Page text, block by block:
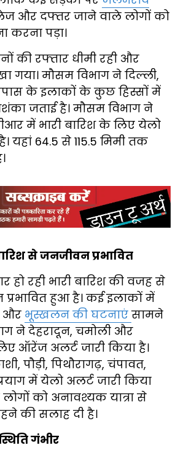
और दफ्तर जाने वाले लोगों को
करना पड़ा।
की रफ्तार धीमी रही और
गया। मौसम विभाग ने दिल्ली,
के इलाकों के कुछ हिस्सों में
जताई है। मौसम विभाग ने
में भारी बारिश के लिए येलो
यहां 64.5 से 115.5 मिमी तक
से जनजीवन प्रभावित
हो रही भारी बारिश की वजह से
हुआ है। कई इलाकों में
और भूस्खलन की घटनाएं सामने
ने देहरादून, चमोली और
ऑरेंज अलर्ट जारी किया है।
पौड़ी, पिथौरागढ़, चंपावत,
में येलो अलर्ट जारी किया
लोगों को अनावश्यक यात्रा से
की सलाह दी है।
गंभीर